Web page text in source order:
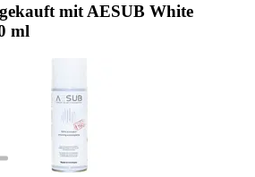
mit AESUB White
ml